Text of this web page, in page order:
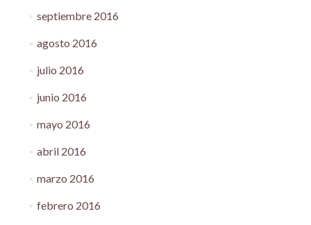
septiembre 2016
agosto 2016
julio 2016
junio 2016
mayo 2016
abril 2016
marzo 2016
febrero 2016